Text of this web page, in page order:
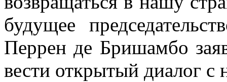
будущее
Перрен де Бришамбо
вести открытый диалог с